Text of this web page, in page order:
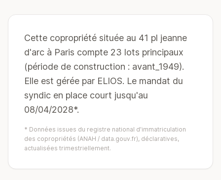
Cette copropriété située au 41 pl jeanne
d'arc à Paris compte 23 lots principaux
(période de construction : avant_1949).
Elle est gérée par ELIOS. Le mandat du
syndic en place court jusqu'au
08/04/2028*.
* Données issues du registre national d'immatriculation
des copropriétés (ANAH / data.gouv.fr), déclaratives,
actualisées trimestriellement.